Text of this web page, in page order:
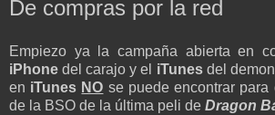
De compras por la red
Empiezo ya la campaña abierta en
iPhonedel carajo y el iTunes del
en iTunes NO se puede encontrar
de la BSO de la última peli de Dragon